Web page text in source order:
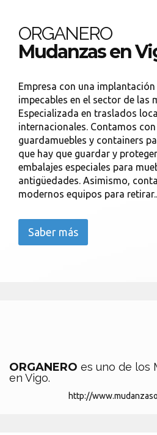
ORGANERO
Mudanzas en
Empresa con una
impecables en el sector de las
Especializada en traslados
internacionales. Contamos
guardamuebles y containers
que hay que guardar y
embalajes especiales para
antigüedades. Asimismo,
modernos equipos para
Saber más
ORGANERO es uno de los
en Vigo.
http://